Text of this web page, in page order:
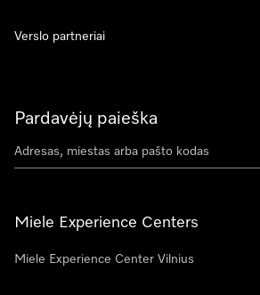
Pardavėjų paieška
Miele Experience Centers
Miele Experience Center Vilnius
Verslo partneriai